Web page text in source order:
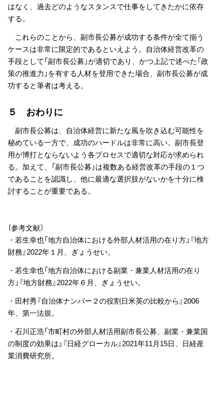
はなく、過去どのようなスタンスで仕事をしてきたかに依存
する。
これらのことから、副市長公募が成功する条件が全て揃う
ケースは非常に限定的であるといえよう。自治体経営改革の
手段として「副市長公募」が適切であり、かつ上記で述べた「政
策の推進力」を有する人材を登用できた場合、副市長公募が成
功すると筆者は考える。
５ おわりに
副市長公募は、自治体経営に新たな風を吹き込む可能性を
秘めている一方で、成功のハードルは非常に高い。副市長登
用が博打とならないよう各プロセスで適切な対応が求められ
る。加えて、「副市長公募」は複数ある経営改革の手段の１つ
であることを認識し、他に最適な選択肢がないかを十分に検
討することが重要である。
〔参考文献〕
・若生幸也「地方自治体における外部人材活用の在り方」『地方
財務』2022年１月、ぎょうせい。
・若生幸也「地方自治体における副業・兼業人材活用の在り
方」『地方財務』2022年６月、ぎょうせい。
・田村秀『自治体ナンバー２の役割日米英の比較から』2006
年、第一法規。
・石川正浩「市町村の外部人材活用副市長公募、副業・兼業国
の制度の効果は」『日経グローカル』2021年11月15日、日経産
業消費研究所。